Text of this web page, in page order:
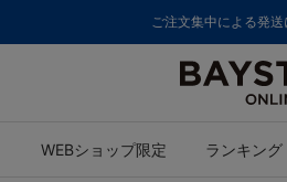
ご注文集中による発
WEBショップ限定 ランキング